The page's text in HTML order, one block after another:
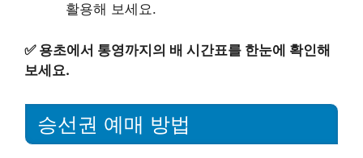
활용해 보세요.
✅ 용초에서 통영까지의 배 시간표를 한눈에 확인해
보세요.
승선권 예매 방법